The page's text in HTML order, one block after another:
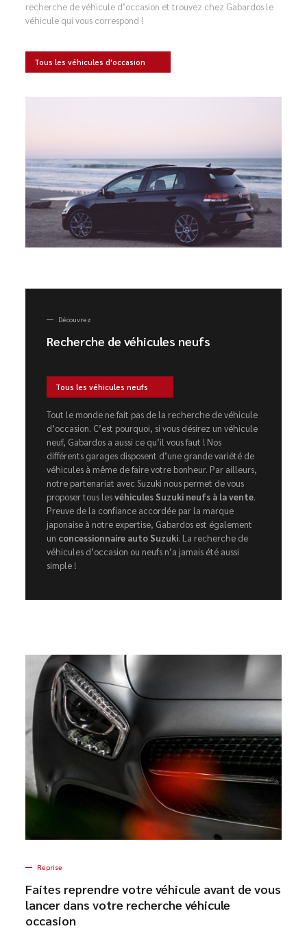
recherche de véhicule d’occasion et trouvez chez Gabardos le
véhicule qui vous correspond !
Tous les véhicules d'occasion
Découvrez
Recherche de véhicules neufs
Tous les véhicules neufs
Tout le monde ne fait pas de la recherche de véhicule
d’occasion. C’est pourquoi, si vous désirez un véhicule
neuf, Gabardos a aussi ce qu’il vous faut ! Nos
différents garages disposent d’une grande variété de
véhicules à même de faire votre bonheur. Par ailleurs,
notre partenariat avec Suzuki nous permet de vous
proposer tous lesvéhicules Suzuki neufs à la vente.
Preuve de la confiance accordée par la marque
japonaise à notre expertise, Gabardos est également
un concessionnaire auto Suzuki. La recherche de
véhicules d’occasion ou neufs n’a jamais été aussi
simple !
Reprise
Faites reprendre votre véhicule avant de vous
lancer dans votre recherche véhicule
occasion